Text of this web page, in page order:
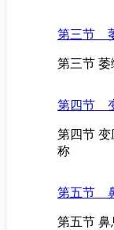
第三节
第三节 萎
第四节
第四节 变
称
第五节
第五节 鼻